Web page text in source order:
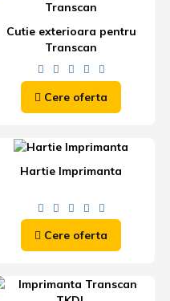
Cutie exterioara pentru
Transcan
Cere oferta
Hartie Imprimanta
Cere oferta